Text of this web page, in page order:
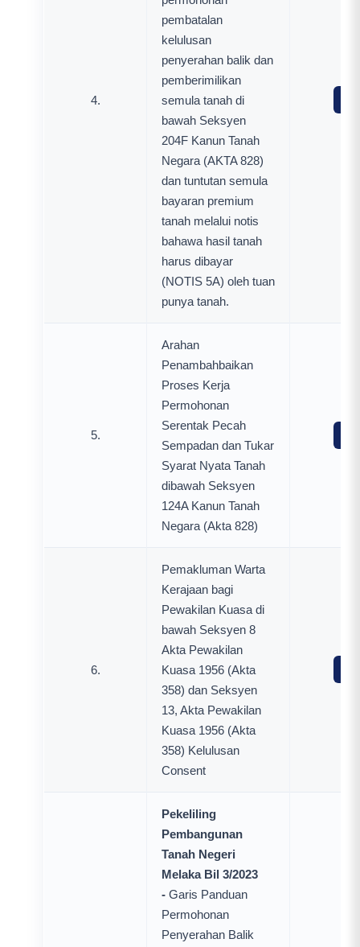
4.
pembatalan
kelulusan
penyerahan balik dan
pemberimilikan
semula tanah di
bawah Seksyen
204F Kanun Tanah
Negara (AKTA 828)
dan tuntutan semula
bayaran premium
tanah melalui notis
bahawa hasil tanah
harus dibayar
(NOTIS 5A) oleh tuan
punya tanah.
5.
Arahan
Penambahbaikan
Proses Kerja
Permohonan
Serentak Pecah
Sempadan dan Tukar
Syarat Nyata Tanah
dibawah Seksyen
124A Kanun Tanah
Negara (Akta 828)
6.
Pemakluman Warta
Kerajaan bagi
Pewakilan Kuasa di
bawah Seksyen 8
Akta Pewakilan
Kuasa 1956 (Akta
358) dan Seksyen
13, Akta Pewakilan
Kuasa 1956 (Akta
358) Kelulusan
Consent
Pekeliling
Pembangunan
Tanah Negeri
Melaka Bil 3/2023
- Garis Panduan
Permohonan
Penyerahan Balik